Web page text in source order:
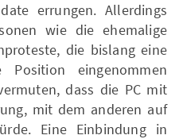
errungen. Allerdings
wie die ehemalige
die bislang eine
Position eingenommen
dass die PC mit
mit dem anderen auf
Eine Einbindung in